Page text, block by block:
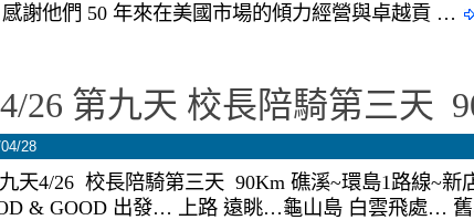
謝他們 50 年來在美國市場的傾力經營與卓越貢 …
26 第九天 校長陪騎第三天
28
九天4/26 校長陪騎第三天 90Km 礁溪~環島1路線~
& GOOD 出發… 上路 遠眺…龜山島 白雲飛處…